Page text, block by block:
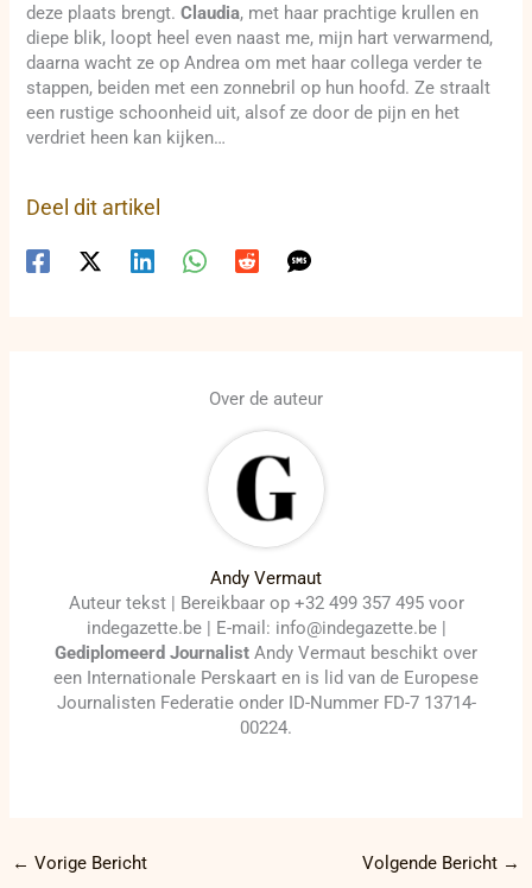
deze plaats brengt.Claudia, met haar prachtige krullen en
diepe blik, loopt heel even naast me, mijn hart verwarmend,
daarna wacht ze op Andrea om met haar collega verder te
stappen, beiden met een zonnebril op hun hoofd. Ze straalt
een rustige schoonheid uit, alsof ze door de pijn en het
verdriet heen kan kijken…
Deel dit artikel
Over de auteur
Andy Vermaut
Auteur tekst | Bereikbaar op +32 499 357 495 voor
indegazette.be | E-mail: info@indegazette.be |
Gediplomeerd Journalist Andy Vermaut beschikt over
een Internationale Perskaart en is lid van de Europese
Journalisten Federatie onder ID-Nummer FD-7 13714-
00224.
← Vorige Bericht Volgende Bericht →